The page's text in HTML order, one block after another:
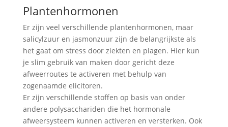
Plantenhormonen
Er zijn veel verschillende plantenhormonen, maar
salicylzuur en jasmonzuur zijn de belangrijkste als
het gaat om stress door ziekten en plagen. Hier kun
je slim gebruik van maken door gericht deze
afweerroutes te activeren met behulp van
zogenaamde elicitoren.
Er zijn verschillende stoffen op basis van onder
andere polysacchariden die het hormonale
afweersysteem kunnen activeren en versterken. Ook